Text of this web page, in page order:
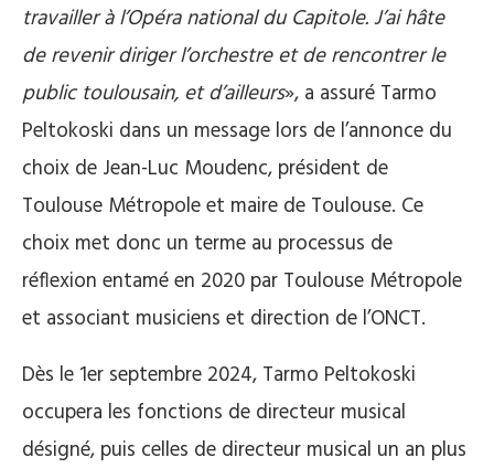
travailler à l’Opéra national du Capitole. J’ai hâte
de revenir diriger l’orchestre et de rencontrer le
public toulousain, et d’ailleurs», a assuré Tarmo
Peltokoski dans un message lors de l’annonce du
choix de Jean-Luc Moudenc, président de
Toulouse Métropole et maire de Toulouse. Ce
choix met donc un terme au processus de
réflexion entamé en 2020 par Toulouse Métropole
et associant musiciens et direction de l’ONCT.
Dès le 1er septembre 2024, Tarmo Peltokoski
occupera les fonctions de directeur musical
désigné, puis celles de directeur musical un an plus